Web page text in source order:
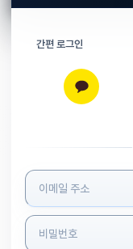
간편 로그인
로그인 정보 입력